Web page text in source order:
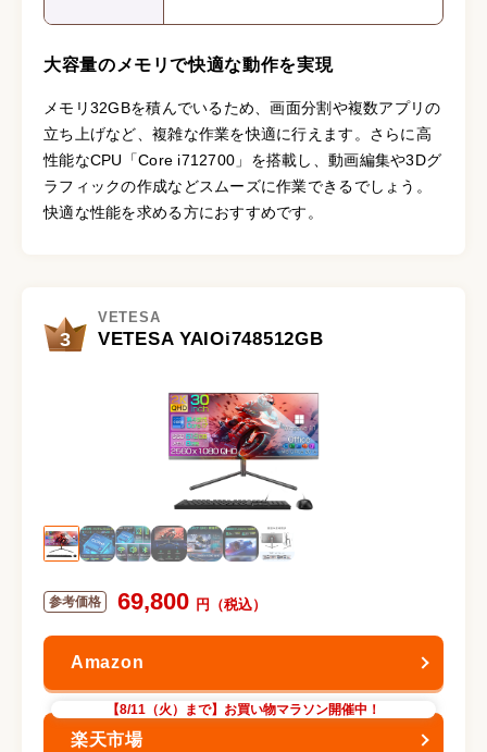
大容量のメモリで快適な動作を実現
メモリ32GBを積んでいるため、画面分割や複数アプリの
立ち上げなど、複雑な作業を快適に行えます。さらに高
性能なCPU「Core i712700」を搭載し、動画編集や3Dグ
ラフィックの作成などスムーズに作業できるでしょう。
快適な性能を求める方におすすめです。
3
VETESA
VETESA YAIOi748512GB
69,800
【8/11（火）まで】お買い物マラソン開催中！